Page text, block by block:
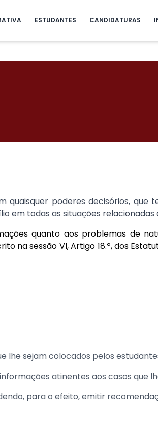
ESTUDANTES CANDIDATURAS
quaisquer poderes decisórios,
em todas as situações
quanto aos problemas de
na sessão VI, Artigo 18.º, dos
lhe sejam colocados pelos
atinentes aos casos que
para o efeito, emitir